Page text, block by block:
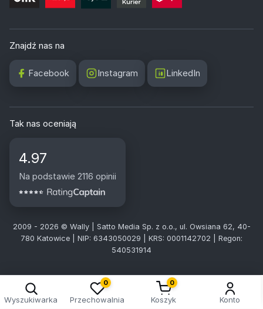
Znajdź nas na
Facebook Instagram LinkedIn
Tak nas oceniają
4.97
Na podstawie 2116 opinii
2009 - 2026 © Wally | Satto Media Sp. z o.o., ul. Owsiana 62, 40-
780 Katowice | NIP: 6343050029 | KRS: 0001142702 | Regon:
540531914
Wyszukiwarka
0
Przechowalnia
0
Koszyk Konto